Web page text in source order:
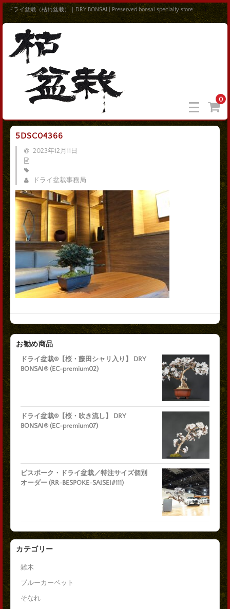
ドライ盆栽（枯れ盆栽）｜DRY BONSAI | Preserved bonsai specialty store
0
5DSC04366
2023年12月11日
ドライ盆栽事務局
お勧め商品
ドライ盆栽®【桜・藤田シャリ入り】 DRY
BONSAI® (EC-premium02)
ドライ盆栽®【桜・吹き流し】 DRY
BONSAI® (EC-premium07)
ビスポーク・ドライ盆栽／特注サイズ個別
オーダー (RR-BESPOKE-SAISEI#111)
カテゴリー
雑木
ブルーカーペット
そなれ